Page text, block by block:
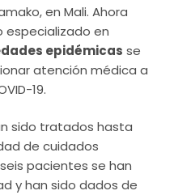
en Mali. Ahora
en
epidémicas se
atención médica a
19.
sido tratados hasta
de cuidados
pacientes se han
y han sido dados de